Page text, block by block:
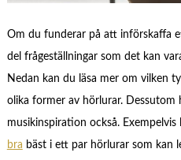
Om du funderar på att införskaffa
del frågeställningar som det kan
Nedan kan du läsa mer om vilken
olika former av hörlurar. Dessutom
musikinspiration också. Exempelvis
bra bäst i ett par hörlurar som kan